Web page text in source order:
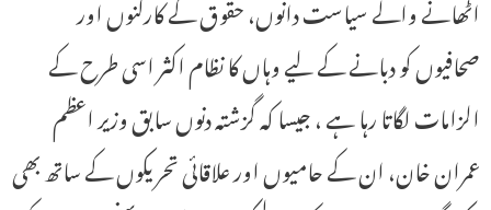
صحافیوں کو دبانے کے لیے وہاں کا نظام اکثر اسی طرح کے
الزامات لگاتا رہا ہے ، جیسا کہ گزشتہ دنوں سابق وزیر اعظم
عمران خان، ان کے حامیوں اور علاقائی تحریکوں کے ساتھ بھی